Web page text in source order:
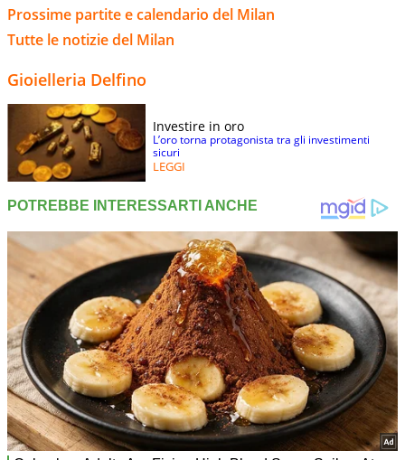
Prossime partite e calendario del Milan
Tutte le notizie del Milan
Gioielleria Delfino
Investire in oro
L’oro torna protagonista tra gli investimenti
sicuri
LEGGI